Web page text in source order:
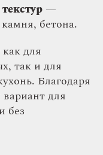
—
бетона.
для
так и для
Благодаря
для
без